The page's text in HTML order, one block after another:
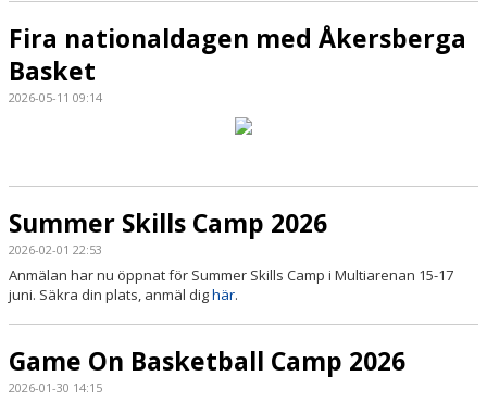
Fira nationaldagen med Åkersberga
Basket
2026-05-11 09:14
Summer Skills Camp 2026
2026-02-01 22:53
Anmälan har nu öppnat för Summer Skills Camp i Multiarenan 15-17
juni. Säkra din plats, anmäl dighär.
Game On Basketball Camp 2026
2026-01-30 14:15